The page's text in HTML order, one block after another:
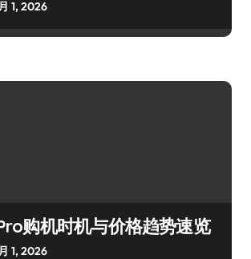
1, 2026
购机时机与价格趋势速览
1, 2026